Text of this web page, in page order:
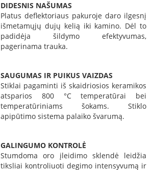
DIDESNIS NAŠUMAS
Platus deflektoriaus pakuroje daro ilgesnį
išmetamųjų dujų kelią iki kamino. Dėl to
padidėja šildymo efektyvumas,
pagerinama trauka.
SAUGUMAS IR PUIKUS VAIZDAS
Stiklai pagaminti iš skaidriosios keramikos
atsparios 800 °C temperatūrai bei
temperatūriniams šokams. Stiklo
apipūtimo sistema palaiko švarumą.
GALINGUMO KONTROLĖ
Stumdoma oro įleidimo sklendė leidžia
tiksliai kontroliuoti degimo intensyvumą ir